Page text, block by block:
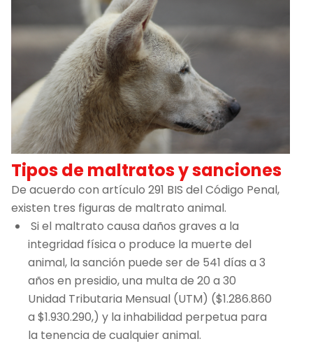
Tipos de maltratos y sanciones
De acuerdo con artículo 291 BIS del Código Penal,
existen tres figuras de maltrato animal.
Si el maltrato causa daños graves a la
integridad física o produce la muerte del
animal, la sanción puede ser de 541 días a 3
años en presidio, una multa de 20 a 30
Unidad Tributaria Mensual (UTM) ($1.286.860
a $1.930.290,) y la inhabilidad perpetua para
la tenencia de cualquier animal.